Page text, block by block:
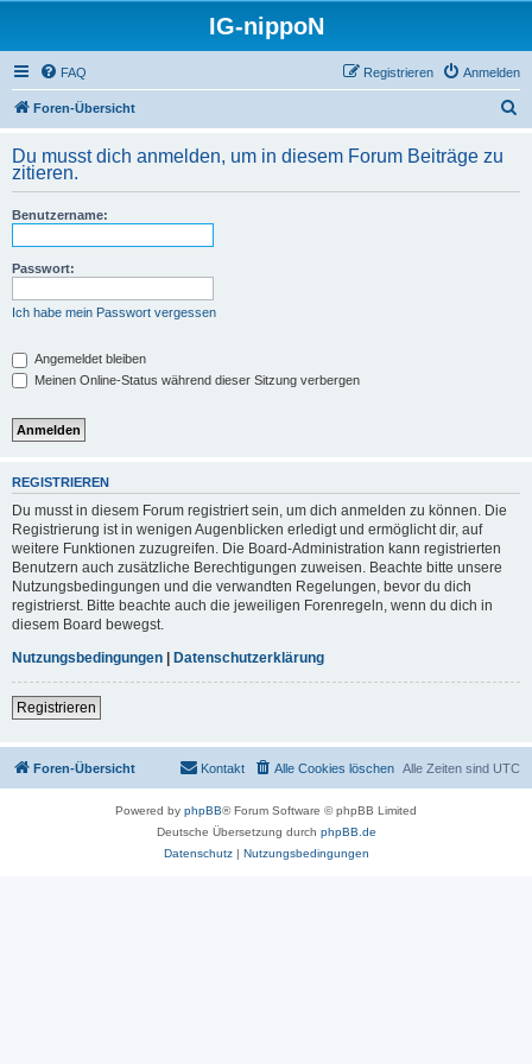
IG-nippoN
FAQ Anmelden
Registrieren
Foren-Übersicht
h
Du musst dich anmelden, um in diesem Forum Beiträge zu
zitieren.
Benutzername:
Passwort:
Ich habe mein Passwort vergessen
Angemeldet bleiben
Meinen Online-Status während dieser Sitzung verbergen
REGISTRIEREN
Du musst in diesem Forum registriert sein, um dich anmelden zu können. Die
Registrierung ist in wenigen Augenblicken erledigt und ermöglicht dir, auf
weitere Funktionen zuzugreifen. Die Board-Administration kann registrierten
Benutzern auch zusätzliche Berechtigungen zuweisen. Beachte bitte unsere
Nutzungsbedingungen und die verwandten Regelungen, bevor du dich
registrierst. Bitte beachte auch die jeweiligen Forenregeln, wenn du dich in
diesem Board bewegst.
Nutzungsbedingungen | Datenschutzerklärung
Registrieren
Foren-Übersicht Alle Zeiten sind UTC
Alle Cookies löschen
Kontakt
Powered by phpBB® Forum Software © phpBB Limited
Deutsche Übersetzung durch phpBB.de
Datenschutz| Nutzungsbedingungen